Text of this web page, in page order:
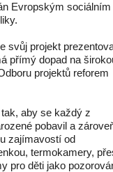
Evropským sociálním
svůj projekt
přímý dopad na
projektů reforem
aby se každý z
pobavil a
zajímavostí od
termokamery,
pro děti jako